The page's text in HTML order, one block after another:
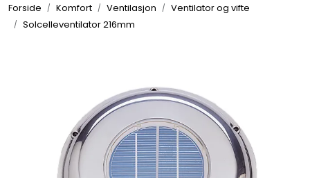
Forside Komfort Ventilasjon
Ventilator og vifte
Solcelleventilator 216mm
Elektrisk